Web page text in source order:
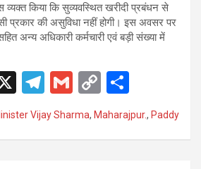
व्यक्त किया कि सुव्यवस्थित खरीदी प्रबंधन से
प्रकार की असुविधा नहीं होगी। इस अवसर पर
अन्य अधिकारी कर्मचारी एवं बड़ी संख्या में
X
T
el
e
G
ail
C
o
py
h
ar
Vijay Sharma, Maharajpur., Paddy